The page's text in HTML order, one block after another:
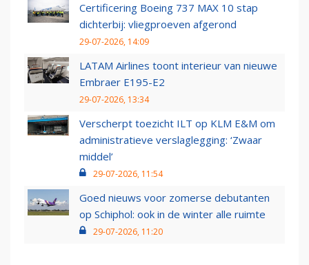
Certificering Boeing 737 MAX 10 stap
dichterbij: vliegproeven afgerond
29-07-2026, 14:09
LATAM Airlines toont interieur van nieuwe
Embraer E195-E2
29-07-2026, 13:34
Verscherpt toezicht ILT op KLM E&M om
administratieve verslaglegging: ‘Zwaar
middel’
29-07-2026, 11:54
Goed nieuws voor zomerse debutanten
op Schiphol: ook in de winter alle ruimte
29-07-2026, 11:20